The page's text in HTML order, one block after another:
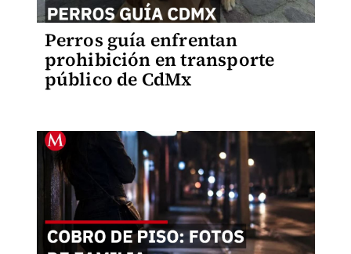
Perros guía enfrentan
prohibición en transporte
público de CdMx